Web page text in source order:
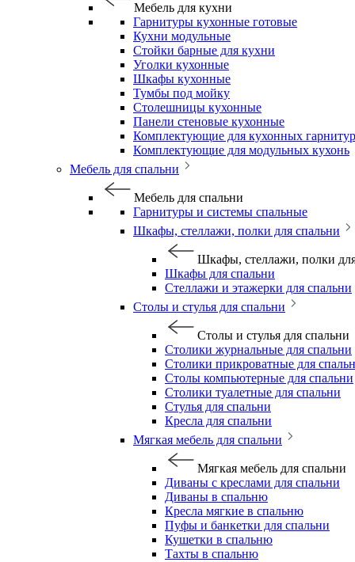
Мебель для кухни
Гарнитуры кухонные готовые
Кухни модульные
Стойки барные для кухни
Уголки кухонные
Шкафы кухонные
Тумбы под мойку
Столешницы кухонные
Панели стеновые кухонные
Комплектующие для кухонных
Комплектующие для модульных кухонь
Мебель для спальни
Мебель для спальни
Гарнитуры и системы спальные
Шкафы, стеллажи, полки для спальни
Шкафы, стеллажи, полки
Шкафы для спальни
Стеллажи и этажерки для спальни
Столы и стулья для спальни
Столы и стулья для спальни
Столики журнальные для спальни
Столики прикроватные для
Столы компьютерные для спальни
Столики туалетные для спальни
Стулья для спальни
Кресла для спальни
Мягкая мебель для спальни
Мягкая мебель для спальни
Диваны с креслами для спальни
Диваны в спальню
Кресла мягкие в спальню
Пуфы и банкетки для спальни
Кушетки в спальню
Тахты в спальню